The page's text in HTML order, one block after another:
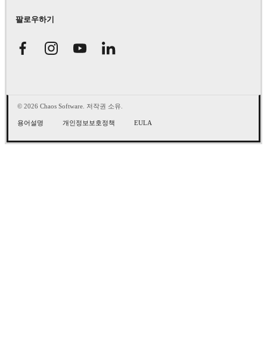
팔로우하기
© 2026 Chaos Software. 저작권 소유.
용어설명 개인정보보호정책 EULA